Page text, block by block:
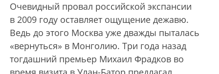
Очевидный провал российской экспансии
в 2009 году оставляет ощущение дежавю.
Ведь до этого Москва уже дважды пыталась
«вернуться» в Монголию. Три года назад
тогдашний премьер Михаил Фрадков во